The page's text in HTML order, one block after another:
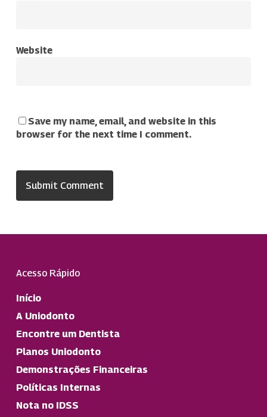
Website
Save my name, email, and website in this
browser for the next time I comment.
Acesso Rápido
Início
A Uniodonto
Encontre um Dentista
Planos Uniodonto
Demonstrações Financeiras
Políticas Internas
Nota no IDSS